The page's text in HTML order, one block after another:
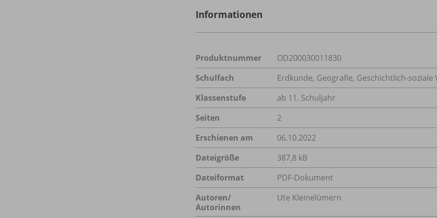
Informationen
Produktnummer
OD200030011830
Schulfach
Erdkunde, Geografie, Geschichtlich-soziale
Klassenstufe
ab 11. Schuljahr
Seiten
2
Erschienen am
06.10.2022
Dateigröße
387,8 kB
Dateiformat
PDF-Dokument
Autoren/
Autorinnen
Ute Kleinelümern